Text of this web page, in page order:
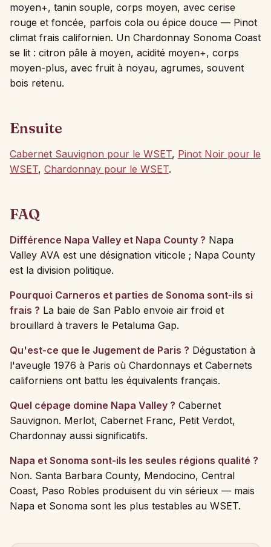
moyen+, tanin souple, corps moyen, avec cerise
rouge et foncée, parfois cola ou épice douce — Pinot
climat frais californien. Un Chardonnay Sonoma Coast
se lit : citron pâle à moyen, acidité moyen+, corps
moyen-plus, avec fruit à noyau, agrumes, souvent
bois retenu.
Ensuite
Cabernet Sauvignon pour le WSET, Pinot Noir pour le
WSET, Chardonnay pour le WSET.
FAQ
Différence Napa Valley et Napa County ? Napa
Valley AVA est une désignation viticole ; Napa County
est la division politique.
Pourquoi Carneros et parties de Sonoma sont-ils si
frais ? La baie de San Pablo envoie air froid et
brouillard à travers le Petaluma Gap.
Qu'est-ce que le Jugement de Paris ? Dégustation à
l'aveugle 1976 à Paris où Chardonnays et Cabernets
californiens ont battu les équivalents français.
Quel cépage domine Napa Valley ? Cabernet
Sauvignon. Merlot, Cabernet Franc, Petit Verdot,
Chardonnay aussi significatifs.
Napa et Sonoma sont-ils les seules régions qualité ?
Non. Santa Barbara County, Mendocino, Central
Coast, Paso Robles produisent du vin sérieux — mais
Napa et Sonoma sont les plus testables au WSET.